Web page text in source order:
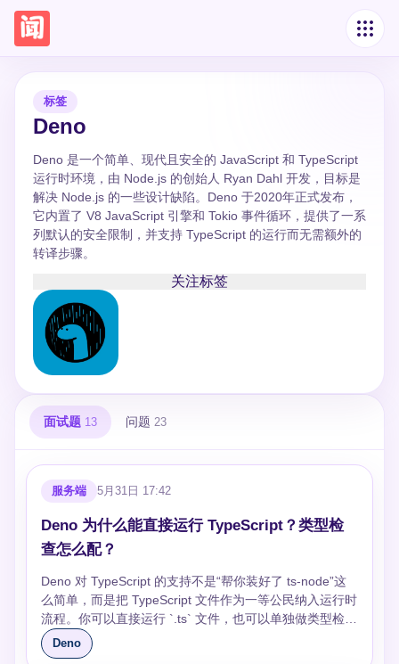
标签
Deno
Deno 是一个简单、现代且安全的 JavaScript 和 TypeScript
运行时环境，由 Node.js 的创始人 Ryan Dahl 开发，目标是
解决 Node.js 的一些设计缺陷。Deno 于2020年正式发布，
它内置了 V8 JavaScript 引擎和 Tokio 事件循环，提供了一系
列默认的安全限制，并支持 TypeScript 的运行而无需额外的
转译步骤。
关注标签
面试题 13 问题 23
服务端 5月31日 17:42
Deno 为什么能直接运行 TypeScript？类型检
查怎么配？
Deno 对 TypeScript 的支持不是“帮你装好了 ts-node”这
么简单，而是把 TypeScript 文件作为一等公民纳入运行时
流程。你可以直接运行 `.ts` 文件，也可以单独做类型检
查、配置编译选项、缓存远程依赖类型。它适合写脚本、
服务端 API、边缘函数和共享工具库，但仍然需要理解类
Deno